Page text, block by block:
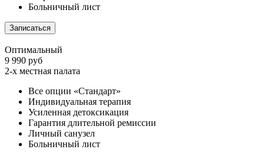
Больничный лист
Записаться
Оптимальный
9 990 руб
2-х местная палата
Все опции «Стандарт»
Индивидуальная терапия
Усиленная детоксикация
Гарантия длительной ремиссии
Личный санузел
Больничный лист